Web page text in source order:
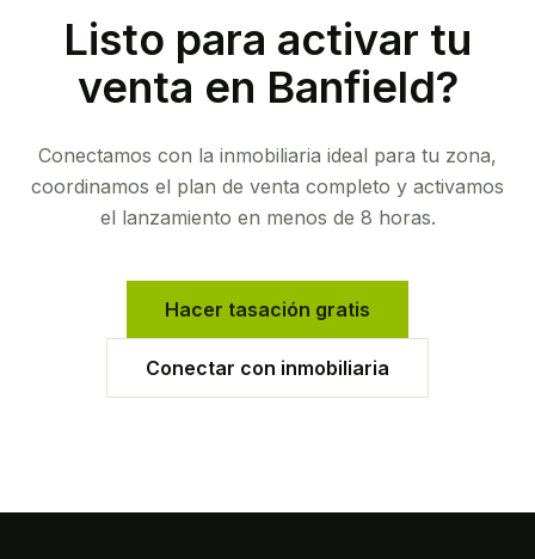
Listo para activar tu
venta en Banfield?
Conectamos con la inmobiliaria ideal para tu zona,
coordinamos el plan de venta completo y activamos
el lanzamiento en menos de 8 horas.
Hacer tasación gratis
Conectar con inmobiliaria